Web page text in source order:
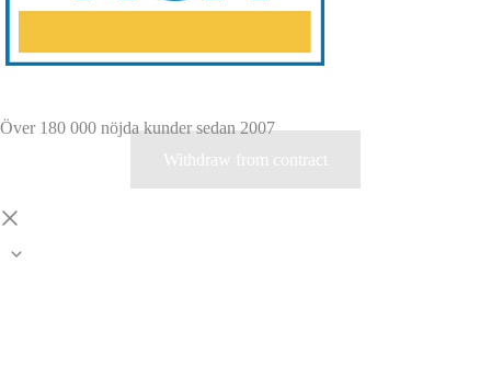
Över 180 000 nöjda kunder sedan 2007
Withdraw from contract
Rulla